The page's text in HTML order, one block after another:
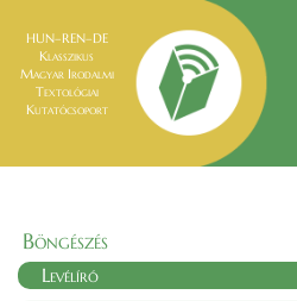
HUN–REN–DE
Klasszikus
Magyar Irodalmi
Textológiai
Kutatócsoport
Böngészés
Levélíró